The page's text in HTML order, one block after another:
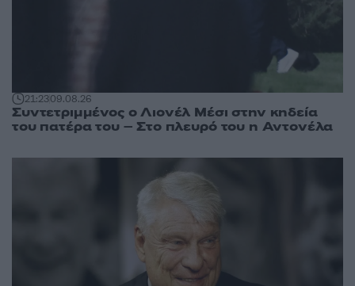
21:2309.08.26
Συντετριμμένος ο Λιονέλ Μέσι στην κηδεία
του πατέρα του – Στο πλευρό του η Αντονέλα